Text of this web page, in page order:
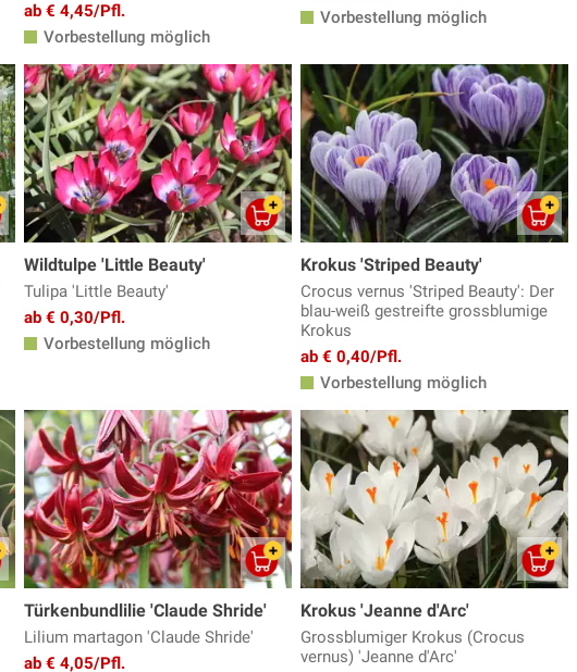
ab € 4,45/Pfl.
Vorbestellung möglich
Vorbestellung möglich
Wildtulpe 'Little Beauty'
Tulipa 'Little Beauty'
ab € 0,30/Pfl.
Vorbestellung möglich
Krokus 'Striped Beauty'
Crocus vernus 'Striped Beauty': Der
blau-weiß gestreifte grossblumige
Krokus
ab € 0,40/Pfl.
Vorbestellung möglich
Türkenbundlilie 'Claude Shride'
Lilium martagon 'Claude Shride'
ab € 4,05/Pfl.
Krokus 'Jeanne d'Arc'
Grossblumiger Krokus (Crocus
vernus) 'Jeanne d'Arc'